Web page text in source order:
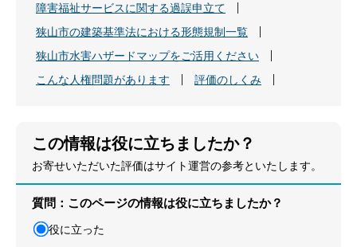
障害福祉サービスに関する過誤申立て
狭山市の建築基準法における形態規制一覧
狭山市水害ハザードマップをご活用ください
こんな人権問題があります
評価のしくみ
この情報は役に立ちましたか？
お寄せいただいた評価はサイト運営の参考といたします。
質問：このページの情報は役に立ちましたか？
役に立った